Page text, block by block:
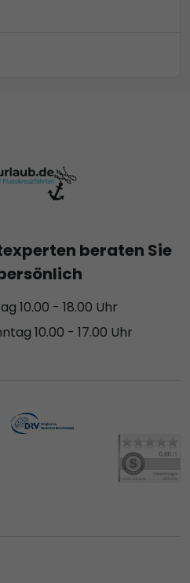
beraten Sie
10.00 - 18.00 Uhr
10.00 - 17.00 Uhr